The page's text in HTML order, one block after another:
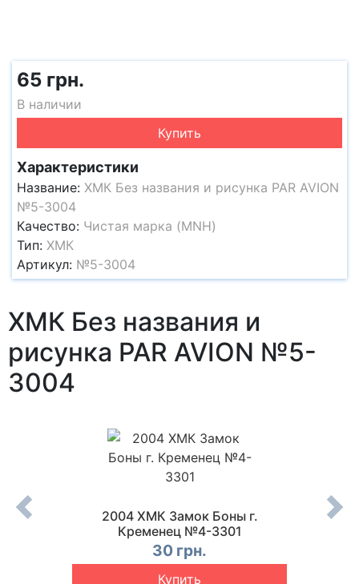
65 грн.
В наличии
Купить
Характеристики
Название: ХМК Без названия и рисунка PAR AVION
№5-3004
Качество: Чистая марка (MNH)
Тип: ХМК
Артикул: №5-3004
ХМК Без названия и
рисунка PAR AVION №5-
3004
2004 ХМК Замок Боны г.
Кременец №4-3301
30 грн.
Купить